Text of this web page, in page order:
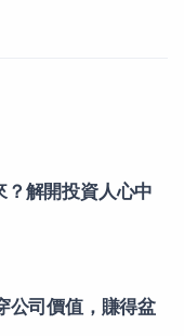
解開投資人心中
公司價值，賺得盆